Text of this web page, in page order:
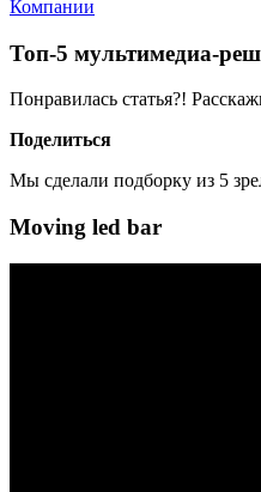
Компании
Топ-5 мультимедиа-
Понравилась статья?!
Поделиться
Мы сделали подборку из 5
Moving led bar